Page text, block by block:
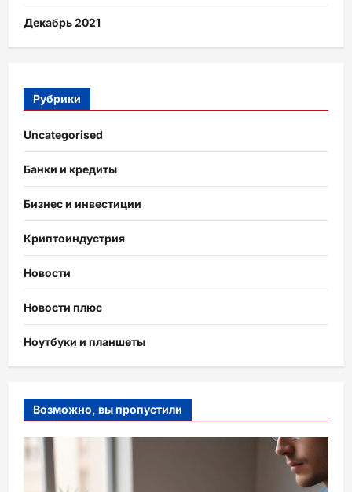
Декабрь 2021
Рубрики
Uncategorised
Банки и кредиты
Бизнес и инвестиции
Криптоиндустрия
Новости
Новости плюс
Ноутбуки и планшеты
Возможно, вы пропустили